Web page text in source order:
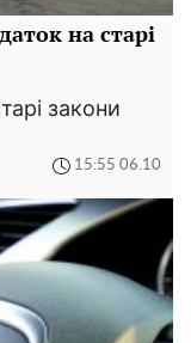
на старі
закони
15:55 06.10